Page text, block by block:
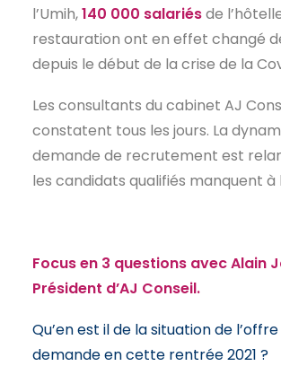
FR
l’Umih,140 000 salariésde
restauration ont en effet changé
depuis le début de la crise de la
Les consultants du cabinet AJ
constatent tous les jours. La
demande de recrutement est
les candidats qualifiés manquent à
Focus en 3 questions avec Alain
Président d’AJ Conseil.
Qu’en est il de la situation de
demande en cette rentrée 2021 ?